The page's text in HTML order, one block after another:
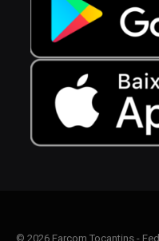
© 2026 Farcom Tocantins -